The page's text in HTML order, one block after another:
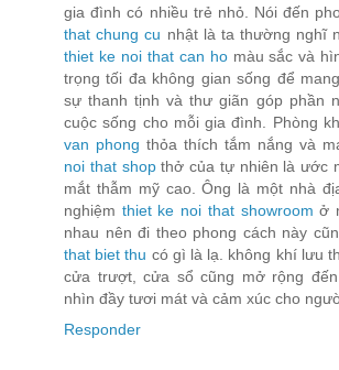
gia đình có nhiều trẻ nhỏ. Nói đến
that chung cu nhật là ta thường nghĩ
thiet ke noi that can homàu sắc và
trọng tối đa không gian sống để
sự thanh tịnh và thư giãn góp phần
cuộc sống cho mỗi gia đình. Phòng
van phong thỏa thích tắm nắng và
noi that shopthở của tự nhiên là ước
mắt thẫm mỹ cao. Ông là một nhà
nghiệm thiet ke noi that showroom ở
nhau nên đi theo phong cách này
that biet thu có gì là lạ. không khí lưu
cửa trượt, cửa sổ cũng mở rộng
nhìn đầy tươi mát và cảm xúc cho
Responder